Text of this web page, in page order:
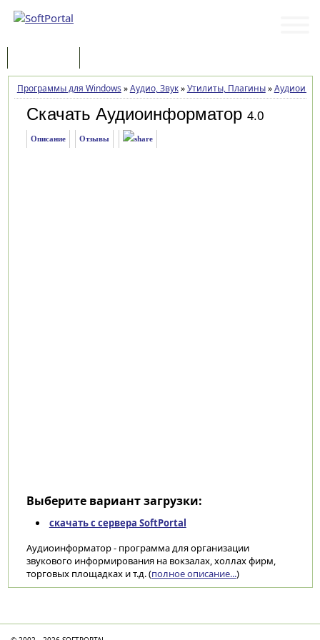
Программы для Windows »Аудио, Звук»Утилиты, Плагины»
Скачать Аудиоинформатор 4.0
Описание Отзывы
Выберите вариант загрузки:
скачать с сервера SoftPortal
Аудиоинформатор - программа для организации
звукового информирования на вокзалах, холлах фирм,
торговых площадках и т.д. (полное описание...)